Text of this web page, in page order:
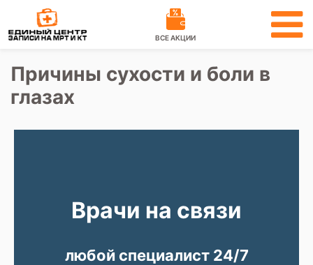
ВСЕ АКЦИИ
Причины сухости и боли в
глазах
любой специалист 24/7
Врачи на связи